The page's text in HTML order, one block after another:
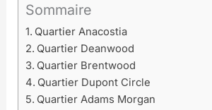
Sommaire
Quartier Anacostia
Quartier Deanwood
Quartier Brentwood
Quartier Dupont Circle
Quartier Adams Morgan